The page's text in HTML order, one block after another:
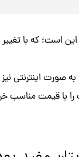
است؛ که با
به صورت
قیمت مناسب